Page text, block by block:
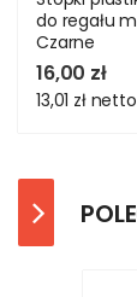
do regału
Czarne
16,00 zł
13,01 zł netto